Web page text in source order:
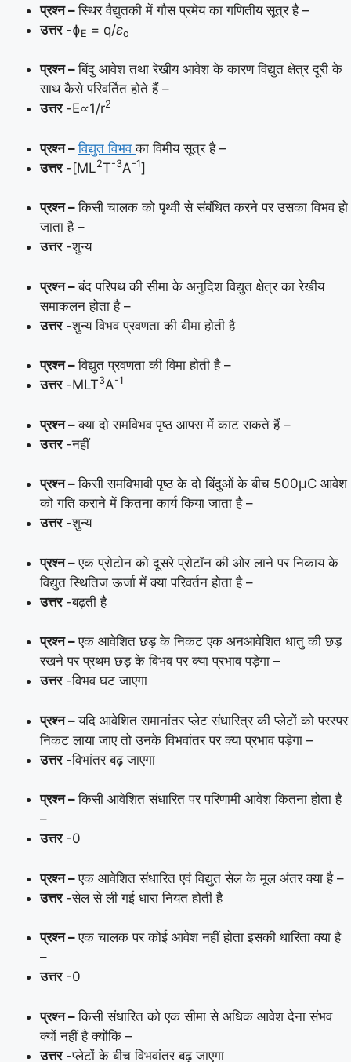
प्रश्न –स्थिर वैद्युतकी में गौस प्रमेय का गणितीय सूत्र है –
उत्तर-ɸE = q/εo
प्रश्न –बिंदु आवेश तथा रेखीय आवेश के कारण विद्युत क्षेत्र दूरी के
साथ कैसे परिवर्तित होते हैं –
उत्तर-E∝1/r2
प्रश्न –विद्युत विभवका विमीय सूत्र है –
उत्तर-[ML2T-3A-1]
प्रश्न –किसी चालक को पृथ्वी से संबंधित करने पर उसका विभव हो
जाता है –
उत्तर-शुन्य
प्रश्न –बंद परिपथ की सीमा के अनुदिश विद्युत क्षेत्र का रेखीय
समाकलन होता है –
उत्तर-शुन्य विभव प्रवणता की बीमा होती है
प्रश्न –विद्युत प्रवणता की विमा होती है –
उत्तर-MLT3A-1
प्रश्न –क्या दो समविभव पृष्ठ आपस में काट सकते हैं –
उत्तर-नहीं
प्रश्न –किसी समविभावी पृष्ठ के दो बिंदुओं के बीच 500μC आवेश
को गति कराने में कितना कार्य किया जाता है –
उत्तर-शुन्य
प्रश्न –एक प्रोटोन को दूसरे प्रोटॉन की ओर लाने पर निकाय के
विद्युत स्थितिज ऊर्जा में क्या परिवर्तन होता है –
उत्तर-बढ़ती है
प्रश्न –एक आवेशित छड़ के निकट एक अनआवेशित धातु की छड़
रखने पर प्रथम छड़ के विभव पर क्या प्रभाव पड़ेगा –
उत्तर-विभव घट जाएगा
प्रश्न –यदि आवेशित समानांतर प्लेट संधारित्र की प्लेटों को परस्पर
निकट लाया जाए तो उनके विभवांतर पर क्या प्रभाव पड़ेगा –
उत्तर-विभांतर बढ़ जाएगा
प्रश्न –किसी आवेशित संधारित पर परिणामी आवेश कितना होता है
–
उत्तर-0
प्रश्न –एक आवेशित संधारित एवं विद्युत सेल के मूल अंतर क्या है –
उत्तर-सेल से ली गई धारा नियत होती है
प्रश्न –एक चालक पर कोई आवेश नहीं होता इसकी धारिता क्या है
–
उत्तर-0
प्रश्न –किसी संधारित को एक सीमा से अधिक आवेश देना संभव
क्यों नहीं है क्योंकि –
उत्तर-प्लेटों के बीच विभवांतर बढ़ जाएगा